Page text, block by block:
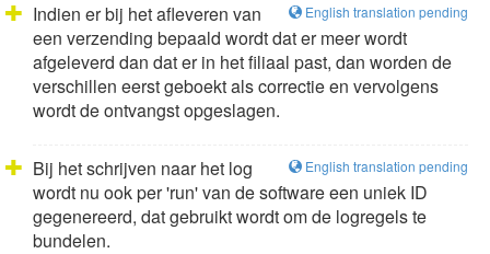
English translation pending
Indien er bij het afleveren van
een verzending bepaald wordt dat er meer wordt
afgeleverd dan dat er in het filiaal past, dan worden de
verschillen eerst geboekt als correctie en vervolgens
wordt de ontvangst opgeslagen.
English translation pending
Bij het schrijven naar het log
wordt nu ook per 'run' van de software een uniek ID
gegenereerd, dat gebruikt wordt om de logregels te
bundelen.